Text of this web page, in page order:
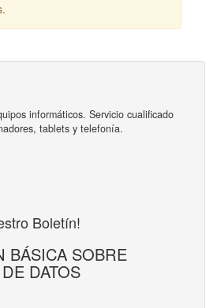
informáticos. Servicio cualificado
tablets y telefonía.
Boletín!
BÁSICA SOBRE
DATOS